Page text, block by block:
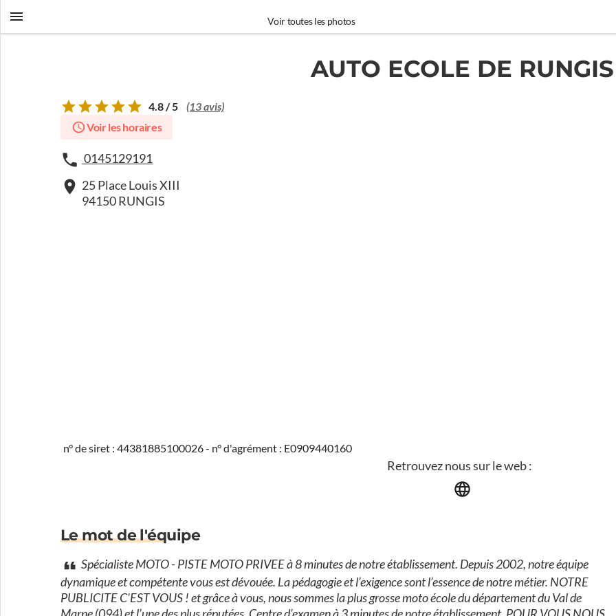
Voir toutes les photos
AUTO ECOLE DE RUNGIS
4.8 / 5 (13 avis)
Voir les horaires
0145129191
25 Place Louis XIII
94150 RUNGIS
n° de siret : 44381885100026 - n° d'agrément : E0909440160
Retrouvez nous sur le web :
Le mot de l'équipe
Spécialiste MOTO - PISTE MOTO PRIVEE à 8 minutes de notre établissement. Depuis 2002, notre équipe
dynamique et compétente vous est dévouée. La pédagogie et l’exigence sont l’essence de notre métier. NOTRE
PUBLICITE C'EST VOUS ! et grâce à vous, nous sommes la plus grosse moto école du département du Val de